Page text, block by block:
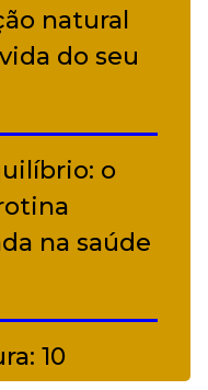
retoma
show em
natural
do seu
o
na saúde
10